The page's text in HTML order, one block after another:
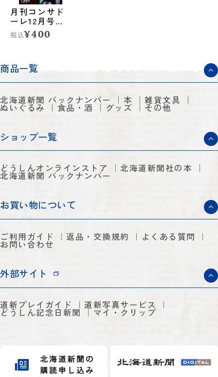
月刊コンサド
ーレ12月号
Vol.298（2025
年11月25日発
税込¥400
商品一覧
北海道新聞 バックナンバー 本 雑貨文具
ぬいぐるみ 食品・酒 グッズ その他
ショップ一覧
どうしんオンラインストア 北海道新聞社の本
北海道新聞 バックナンバー
お買い物について
ご利用ガイド 返品・交換規約 よくある質問
お問い合わせ
外部サイト
道新プレイガイド 道新写真サービス
どうしん記念日新聞 マイ・クリップ